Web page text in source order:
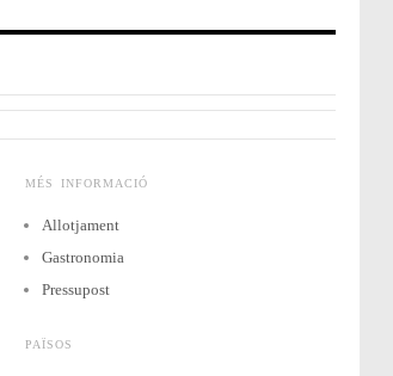
MÉS INFORMACIÓ
Allotjament
Gastronomia
Pressupost
PAÏSOS